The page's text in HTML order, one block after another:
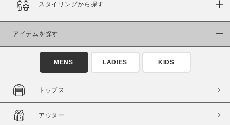
商品タイプ
通常商品
セール価格 WEB限定
在庫
在庫あり
スタイリングから探す
アイテムを探す
MENS LADIES KIDS
トップス
アウター